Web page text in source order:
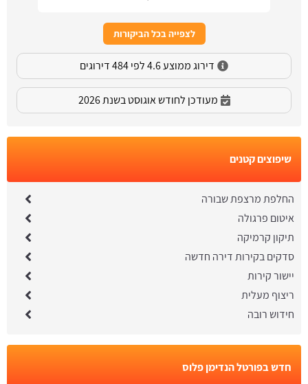
לצפייה בכל הביקורות
דירוג ממוצע 4.6 לפי 484 דירוגים
מעודכן לחודש אוגוסט בשנת 2026
שיפוצים קטנים
החלפת מרצפת שבורה
איטום פרגולה
תיקון קרמיקה
סדקים בקירות דירה חדשה
יישור קירות
ריצוף מעלית
חידוש רובה
חדש בפורטל הנדימן פלוס